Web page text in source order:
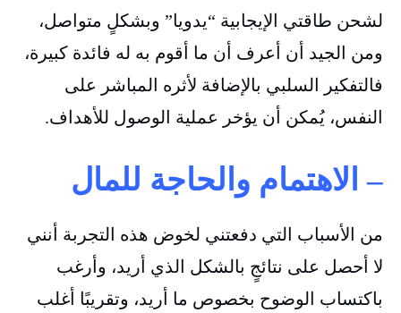
لشحن طاقتي الإيجابية “يدويا” وبشكلٍ متواصل،
ومن الجيد أن أعرف أن ما أقوم به له فائدة كبيرة،
فالتفكير السلبي بالإضافة لأثره المباشر على
النفس، يُمكن أن يؤخر عملية الوصول للأهداف.
– الاهتمام والحاجة للمال
من الأسباب التي دفعتني لخوض هذه التجربة أنني
لا أحصل على نتائجٍ بالشكل الذي أريد، وأرغب
باكتساب الوضوح بخصوص ما أريد، وتقريبًا أغلب